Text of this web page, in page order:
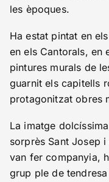
les èpoques.
Ha estat pintat en
en els Cantorals, en
pintures murals de
guarnit els capitells
protagonitzat obres
La imatge
sorprès Sant Josep
van fer companyia,
grup ple de